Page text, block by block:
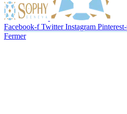
Facebook-f Twitter Instagram
Fermer